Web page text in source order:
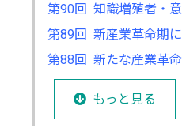
第90回 知識増殖者・
第89回 新産業革命期
第88回 新たな産業革
もっと見る